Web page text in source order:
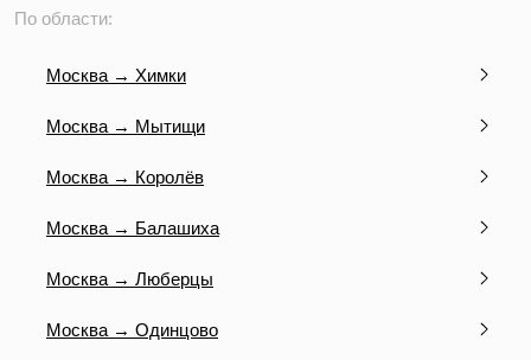
По области:
Москва → Химки
Москва → Мытищи
Москва → Королёв
Москва → Балашиха
Москва → Люберцы
Москва → Одинцово